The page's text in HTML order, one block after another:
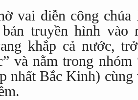
vai diễn công chúa
truyền hình vào
khắp cả nước,
và nằm trong
nhất Bắc Kinh)